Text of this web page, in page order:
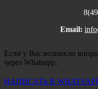
Email:
Если у Вас возникли
через Whatsapp.
НАПИСАТЬ В